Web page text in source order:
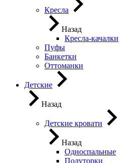
Кресла
Назад
Кресла-качалки
Пуфы
Банкетки
Оттоманки
Детские
Назад
Детские кровати
Назад
Односпальные
Полуторки